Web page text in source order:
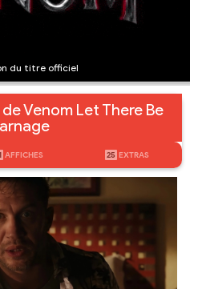
du titre officiel
Venom Let There Be
AFFICHES 25 EXTRAS